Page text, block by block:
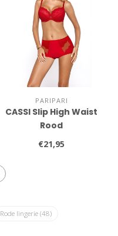
PARIPARI
CASSI Slip High Waist
Rood
€21,95
Rode lingerie (48)